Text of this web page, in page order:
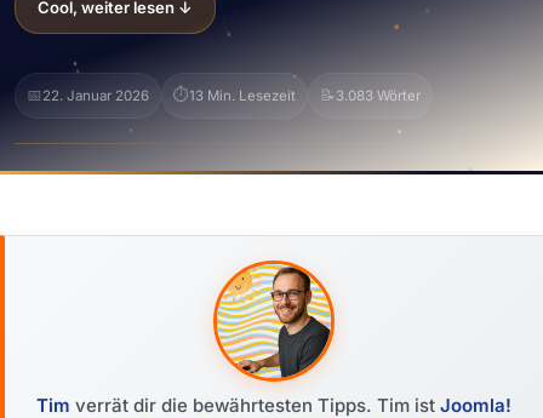
Cool, weiter lesen ↓
📅22. Januar 2026 ⏱️13 Min. Lesezeit 📝 3.083 Wörter
Tim verrät dir die bewährtesten Tipps. Tim ist Joomla!